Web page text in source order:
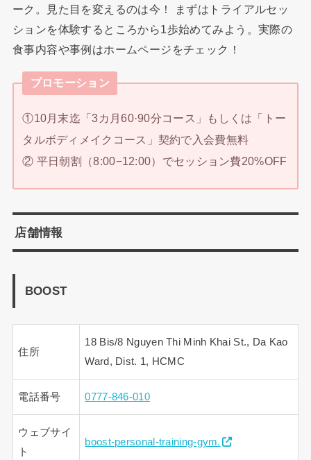
ーク。見た目を変えるのは今！ まずはトライアルセッ
ションを体験するところから1歩始めてみよう。実際の
食事内容や事例はホームページをチェック！
プロモーション
①10月末迄「3カ月60·90分コース」もしくは「トー
タルボディメイクコース」契約で入会費無料
② 平日朝割（8:00−12:00）でセッション費20%OFF
店舗情報
BOOST
住所
18 Bis/8 Nguyen Thi Minh Khai St., Da Kao
Ward, Dist. 1, HCMC
電話番号 0777-846-010
ウェブサイ
ト
boost-personal-training-gym.